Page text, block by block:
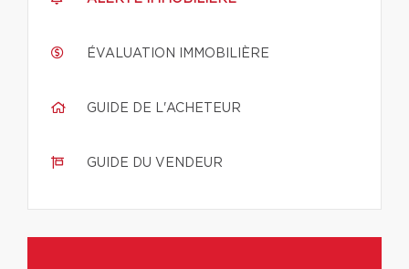
ÉVALUATION IMMOBILIÈRE
GUIDE DE L'ACHETEUR
GUIDE DU VENDEUR